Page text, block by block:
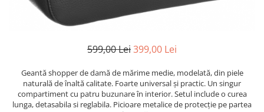
599,00 Lei399,00 Lei
Geantă shopper de damă de mărime medie, modelată, din piele
naturală de înaltă calitate. Foarte universal și practic. Un singur
compartiment cu patru buzunare în interior. Setul include o curea
lunga, detasabila si reglabila. Picioare metalice de protecție pe partea